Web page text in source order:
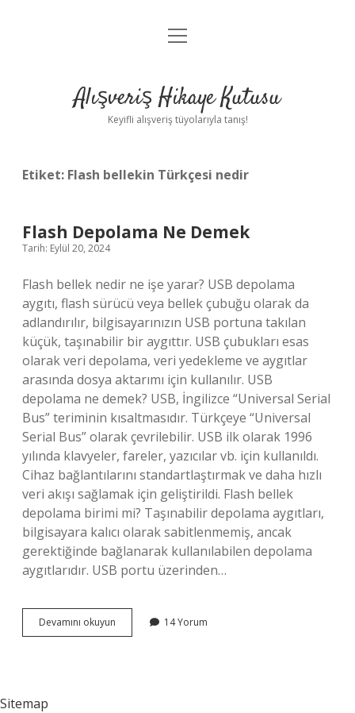
Anasayfa
Yasal Uyarı
menüyü
Alışveriş Hikaye Kutusu
Keyifli alışveriş tüyolarıyla tanış!
Etiket: Flash bellekin Türkçesi nedir
Flash Depolama Ne Demek
Tarih: Eylül 20, 2024
Flash bellek nedir ne işe yarar? USB depolama
aygıtı, flash sürücü veya bellek çubuğu olarak da
adlandırılır, bilgisayarınızın USB portuna takılan
küçük, taşınabilir bir aygıttır. USB çubukları esas
olarak veri depolama, veri yedekleme ve aygıtlar
arasında dosya aktarımı için kullanılır. USB
depolama ne demek? USB, İngilizce “Universal Serial
Bus” teriminin kısaltmasıdır. Türkçeye “Universal
Serial Bus” olarak çevrilebilir. USB ilk olarak 1996
yılında klavyeler, fareler, yazıcılar vb. için kullanıldı.
Cihaz bağlantılarını standartlaştırmak ve daha hızlı
veri akışı sağlamak için geliştirildi. Flash bellek
depolama birimi mi? Taşınabilir depolama aygıtları,
bilgisayara kalıcı olarak sabitlenmemiş, ancak
gerektiğinde bağlanarak kullanılabilen depolama
aygıtlarıdır. USB portu üzerinden…
Devamını okuyun
Depolama
14 Yorum
Sitemap